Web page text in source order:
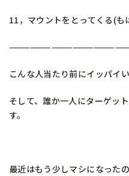
11，マウントをとってくる(も
こんな人当たり前にイッパイ
そして、誰か一人にターゲッ
す。
最近はもう少しマシになった